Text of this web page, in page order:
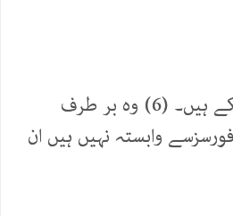
حکومت حوالے هوچکے ہیں۔ (6) وه بر طرف
وابستہ نہیں ہیں ان